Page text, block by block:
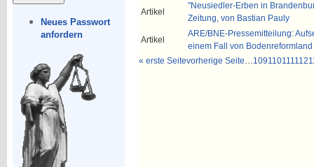
Neues Passwort
anfordern
Artikel
"Neusiedler-Erben in
Zeitung, von Bastian Pauly
Artikel
ARE/BNE-Pressemitteilung:
einem Fall von
« erste Seitevorherige Seite…109110111112